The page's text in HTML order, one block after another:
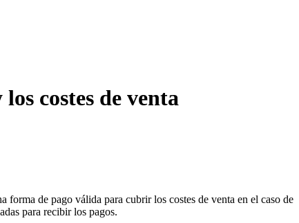
costes de venta
forma de pago válida para cubrir los costes de venta en el caso de
para recibir los pagos.